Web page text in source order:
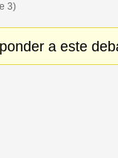
3)
a este